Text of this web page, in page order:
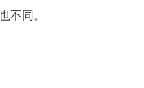
不同。